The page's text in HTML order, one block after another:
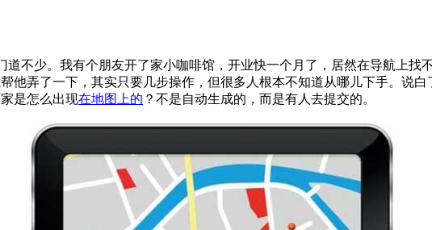
不少。我有个朋友开了家小咖啡馆，开业快一个月了，居然在导航上找
他弄了一下，其实只要几步操作，但很多人根本不知道从哪儿下手。说
是怎么出现在地图上的 ？不是自动生成的，而是有人去提交的。